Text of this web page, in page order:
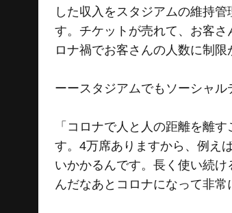
した収入をスタジアムの維持
す。チケットが売れて、お客
ロナ禍でお客さんの人数に制
ーースタジアムでもソーシャ
「コロナで人と人の距離を離
す。4万席ありますから、例え
いかかるんです。長く使い続
んだなあとコロナになって非常